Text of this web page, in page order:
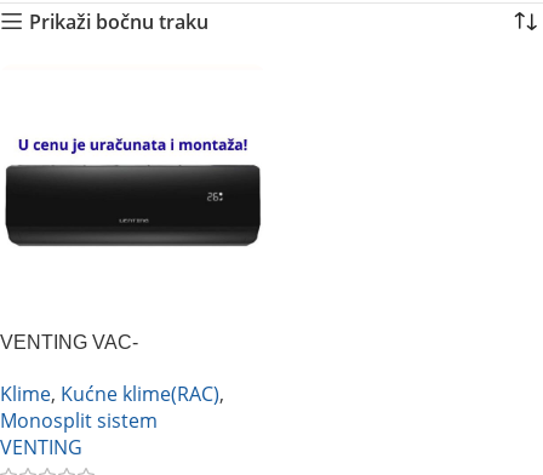
Prikaži bočnu traku
VENTING VAC-
Klime, Kućne klime(RAC),
Monosplit sistem
VENTING